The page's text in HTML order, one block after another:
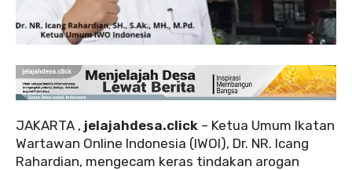
JAKARTA , jelajahdesa.click – Ketua Umum Ikatan
Wartawan Online Indonesia (IWOI), Dr. NR. Icang
Rahardian, mengecam keras tindakan arogan